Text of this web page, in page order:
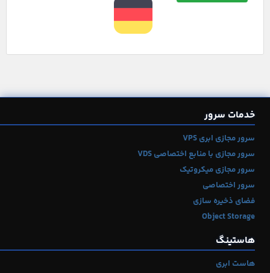
خدمات سرور
سرور مجازی ابری VPS
سرور مجازی با منابع اختصاصی VDS
سرور مجازی میکروتیک
سرور اختصاصی
فضای ذخیره سازی
Object Storage
هاستینگ
هاست ابری